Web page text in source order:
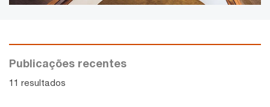
Publicações recentes
11 resultados